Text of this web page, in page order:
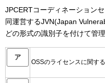
JPCERTコーディネーション
同運営するJVN(Japan
どの形式の識別子を付けて管
ア
OSSのライセンスに関す